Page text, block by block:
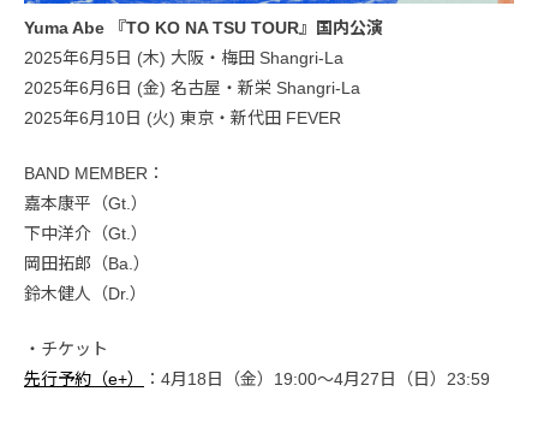
Yuma Abe 『TO KO NA TSU TOUR』国内公演
2025年6月5日 (木) 大阪・梅田 Shangri-La
2025年6月6日 (金) 名古屋・新栄 Shangri-La
2025年6月10日 (火) 東京・新代田 FEVER
BAND MEMBER：
嘉本康平（Gt.）
下中洋介（Gt.）
岡田拓郎（Ba.）
鈴木健人（Dr.）
・チケット
先行予約（e+）
：4月18日（金）19:00〜4月27日（日）23:59